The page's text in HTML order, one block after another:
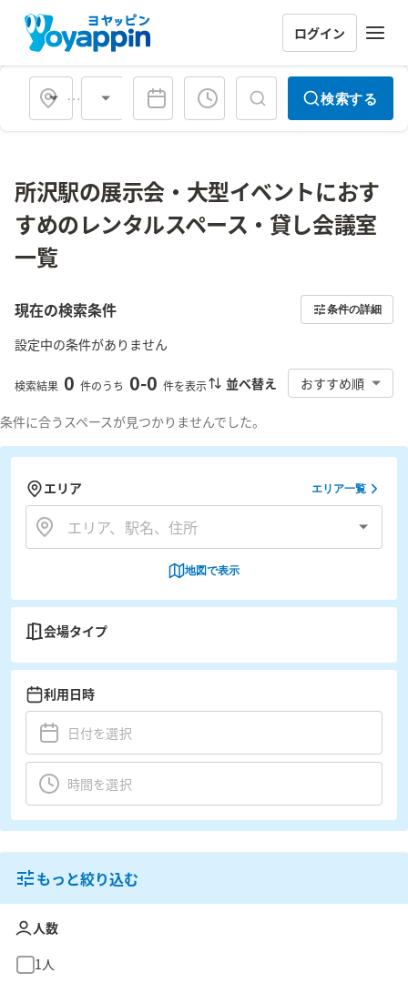
ログイン
会場タイプ 検索する
所沢駅の展示会・大型イベントにおす
すめのレンタルスペース・貸し会議室
一覧
現在の検索条件 条件の詳細
設定中の条件がありません
検索結果 0 件のうち 0-0 件を表示 並べ替え おすすめ順
条件に合うスペースが見つかりませんでした。
エリア エリア一覧
地図で表示
会場タイプ
利用日時
もっと絞り込む
人数
1人